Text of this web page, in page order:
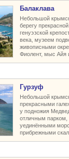
Балаклава
Небольшой
берегу
генуэзской
века, музеем
живописными
Фиолент, мыс Айя
Гурзуф
Небольшой
прекрасными
у подножия
отличным парком,
уединёнными
прибрежными